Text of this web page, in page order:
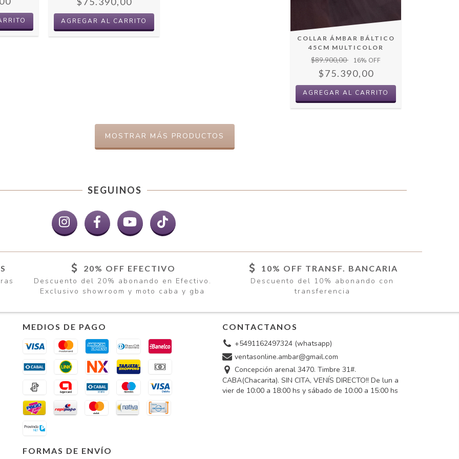
COLLAR ÁMBAR BÁLTICO
45CM MULTICOLOR
$89.900,00 16% OFF
$75.390,00
MOSTRAR MÁS PRODUCTOS
SEGUINOS
20% OFF EFECTIVO
Descuento del 20% abonando en Efectivo.
Exclusivo showroom y moto caba y gba
10% OFF TRANSF. BANCARIA
Descuento del 10% abonando con
transferencia
MEDIOS DE PAGO
FORMAS DE ENVÍO
CONTACTANOS
+5491162497324 (whatsapp)
ventasonline.ambar@gmail.com
Concepción arenal 3470. Timbre 31#.
CABA(Chacarita). SIN CITA, VENÍS DIRECTO!! De lun a
vier de 10:00 a 18:00 hs y sábado de 10:00 a 15:00 hs